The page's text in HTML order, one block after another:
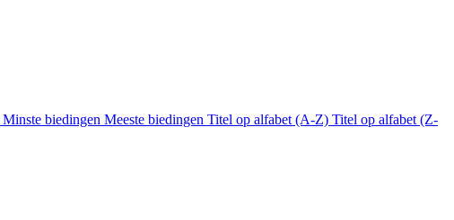
Minste biedingen Meeste biedingen Titel op alfabet (A-Z) Titel op alfabet (Z-